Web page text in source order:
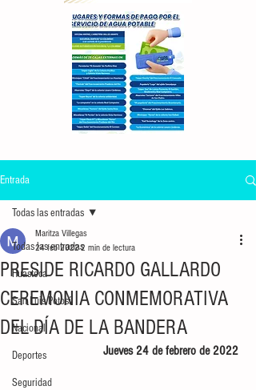
Entrada
Todas las entradas
Huasteca
San Luis Potosí
Nacional
Deportes
Seguridad
Todas las entradas
PRESIDE RICARDO GALLARDO
CEREMONIA CONMEMORATIVA
DEL DÍA DE LA BANDERA
Maritza Villegas
24 feb 20222 min de lectura
Jueves 24 de febrero de 2022